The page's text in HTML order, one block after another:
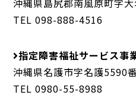
TEL 098-888-4516
指定障害福祉サービス事
沖縄県名護市字名護5590
TEL 0980-55-8988